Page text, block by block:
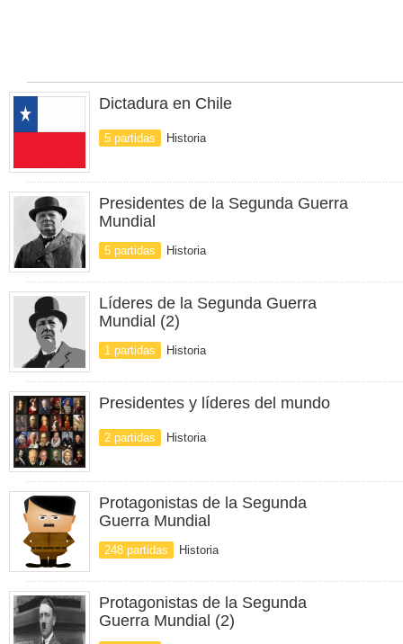
Dictadura en Chile
5 partidas Historia
Presidentes de la Segunda Guerra
Mundial
5 partidas Historia
Líderes de la Segunda Guerra
Mundial (2)
1 partidas Historia
Presidentes y líderes del mundo
2 partidas Historia
Protagonistas de la Segunda
Guerra Mundial
248 partidas Historia
Protagonistas de la Segunda
Guerra Mundial (2)